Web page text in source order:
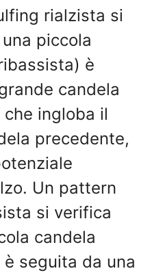
rialzista si
piccola
è
candela
ingloba il
precedente,
Un pattern
si verifica
candela
seguita da una